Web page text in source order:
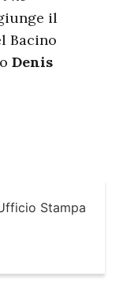
il
Bacino
Denis